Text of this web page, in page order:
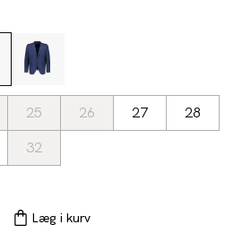
25 26 27
28
32
Læg i kurv